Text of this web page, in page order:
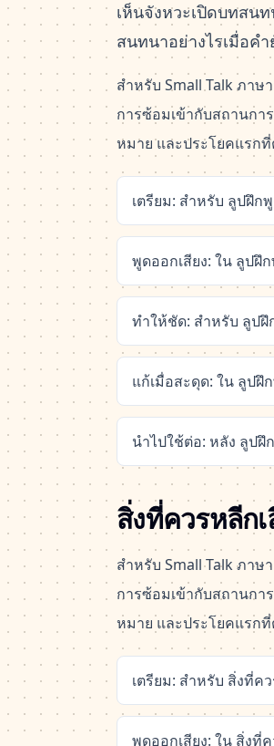
เห็นจังหวะเปิดบทสน
สนทนาอย่างไรเมื่อคำ
สำหรับ Small Talk ภา
การซ้อมเข้ากับสถานกา
หมาย และประโยคแรกที่
เตรียม: สำหรับ ลูปฝึก
พูดออกเสียง: ใน ลูปฝึ
ทำให้ชัด: สำหรับ ลูปฝึ
แก้เมื่อสะดุด: ใน ลูปฝึ
นำไปใช้ต่อ: หลัง ลูปฝึ
สิ่งที่ควรหลีกเ
สำหรับ Small Talk ภา
การซ้อมเข้ากับสถานกา
หมาย และประโยคแรกที่
เตรียม: สำหรับ สิ่งที่ค
พูดออกเสียง: ใน สิ่งที่